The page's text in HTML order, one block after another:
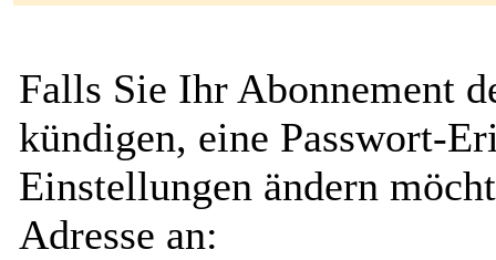
Falls Sie Ihr Abonnement
kündigen, eine Passwort-
Einstellungen ändern
Adresse an: